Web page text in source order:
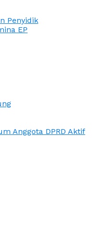
Penyidik
EP
Anggota DPRD Aktif